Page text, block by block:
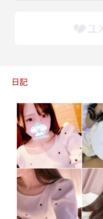
17:20
17:30
17:40
17:50
18:00
18:10
18:20
日記